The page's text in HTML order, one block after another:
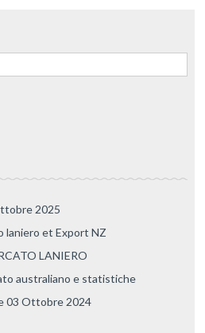
2025
laniero et Export NZ
LANIERO
australiano e statistiche
03 Ottobre 2024